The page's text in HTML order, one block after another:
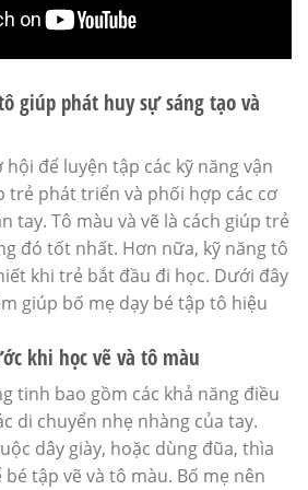
giúp phát huy sự sáng tạo và
để luyện tập các kỹ năng vận
trẻ phát triển và phối hợp các cơ
tay. Tô màu và vẽ là cách giúp trẻ
đó tốt nhất. Hơn nữa, kỹ năng tô
khi trẻ bắt đầu đi học. Dưới đây
giúp bố mẹ dạy bé tập tô hiệu
khi học vẽ và tô màu
tinh bao gồm các khả năng điều
di chuyển nhẹ nhàng của tay.
dây giày, hoặc dùng đũa, thìa
tập vẽ và tô màu. Bố mẹ nên